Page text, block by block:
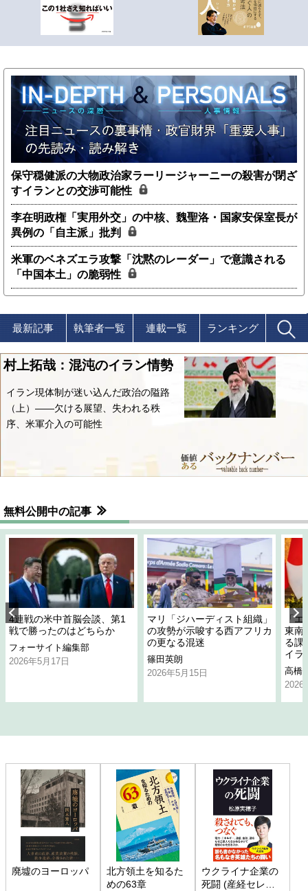
保守穏健派の大物政治家ラーリージャーニーの殺害が閉ざ
すイランとの交渉可能性
李在明政権「実用外交」の中核、魏聖洛・国家安保室長が
異例の「自主派」批判
米軍のベネズエラ攻撃「沈黙のレーダー」で意識される
「中国本土」の脆弱性
最新記事 執筆者一覧 連載一覧 ランキング
村上拓哉：混沌のイラン情勢
イラン現体制が迷い込んだ政治の隘路
（上）――欠ける展望、失われる秩
序、米軍介入の可能性
無料公開中の記事
4連戦の米中首脳会談、第1
戦で勝ったのはどちらか
フォーサイト編集部
2026年5月17日
マリ「ジハーディスト組織」
の攻勢が示唆する西アフリカ
の更なる混迷
篠田英朗
2026年5月15日
「
東南
る課
イラ
高橋
2026
廃墟のヨーロッパ
北方領土を知るた
めの63章
ウクライナ企業の
死闘 (産経セレク